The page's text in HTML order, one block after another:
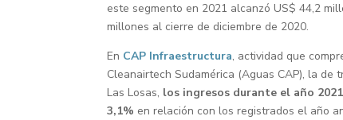
este segmento en 2021 alcanzó US$ 44,2
millones al cierre de diciembre de 2020.
En CAP Infraestructura, actividad que
Cleanairtech Sudamérica (Aguas CAP), la
Las Losas, los ingresos durante el año
3,1% en relación con los registrados el año